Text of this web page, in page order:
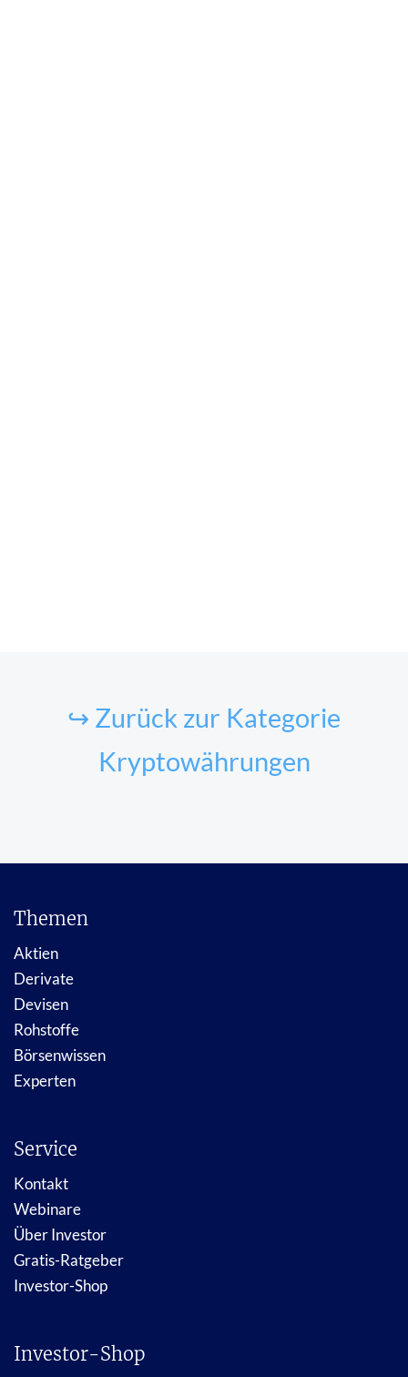
↪ Zurück zur Kategorie
Kryptowährungen
Themen
Aktien
Derivate
Devisen
Rohstoffe
Börsenwissen
Experten
Service
Kontakt
Webinare
Über Investor
Gratis-Ratgeber
Investor-Shop
Investor-Shop